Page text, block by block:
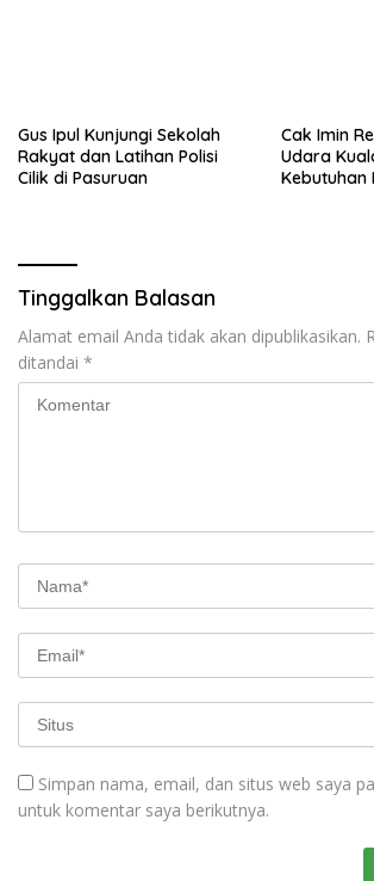
Gus Ipul Kunjungi Sekolah
Rakyat dan Latihan Polisi
Cilik di Pasuruan
Cak Imin
Udara
Kebutuhan
Tinggalkan Balasan
Alamat email Anda tidak akan dipublikasikan.
ditandai *
Simpan nama, email, dan situs web saya
untuk komentar saya berikutnya.